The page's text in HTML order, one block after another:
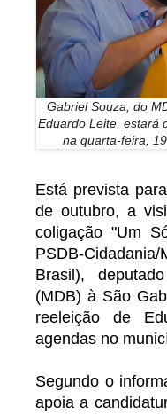
Gabriel Souza, do
Eduardo Leite, estará
na quarta-feira,
Está prevista
de outubro, a
coligação "Um
PSDB-Cidadania/
Brasil),
(MDB) à São
reeleição de
agendas no
Segundo o
apoia a